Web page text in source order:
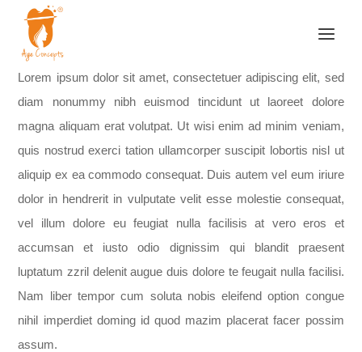
Lorem ipsum dolor sit amet, consectetuer adipiscing elit, sed
diam nonummy nibh euismod tincidunt ut laoreet dolore
magna aliquam erat volutpat. Ut wisi enim ad minim veniam,
quis nostrud exerci tation ullamcorper suscipit lobortis nisl ut
aliquip ex ea commodo consequat. Duis autem vel eum iriure
dolor in hendrerit in vulputate velit esse molestie consequat,
vel illum dolore eu feugiat nulla facilisis at vero eros et
accumsan et iusto odio dignissim qui blandit praesent
luptatum zzril delenit augue duis dolore te feugait nulla facilisi.
Nam liber tempor cum soluta nobis eleifend option congue
nihil imperdiet doming id quod mazim placerat facer possim
assum.